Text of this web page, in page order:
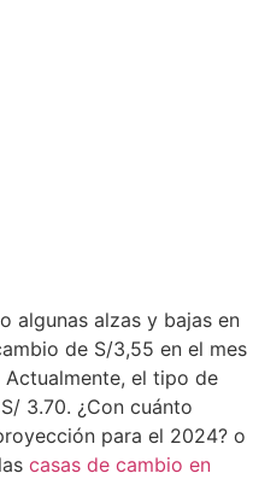
algunas alzas y bajas en
de S/3,55 en el mes
el tipo de
3.70. ¿Con cuánto
para el 2024? o
casas de cambio en